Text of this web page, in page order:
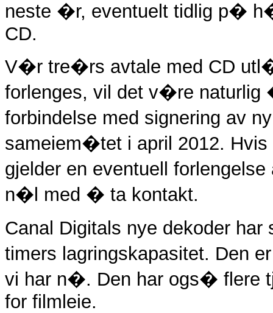
neste �r, eventuelt tidlig p�
CD.
V�r tre�rs avtale med CD
forlenges, vil det v�re
forbindelse med signering av
sameiem�tet i april 2012.
gjelder en eventuell
n�l med � ta kontakt.
Canal Digitals nye dekoder
timers lagringskapasitet. Den
vi har n�. Den har ogs� flere
for filmleie.